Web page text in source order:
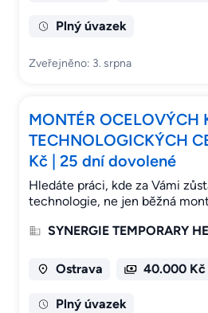
Plný úvazek
Zveřejněno: 3. srpna
MONTÉR OCELOVÝCH
TECHNOLOGICKÝCH
Kč | 25 dní dovolené
Hledáte práci, kde za Vámi
technologie, ne jen běžná
SYNERGIE TEMPORARY
Ostrava 40.000 Kč
Plný úvazek